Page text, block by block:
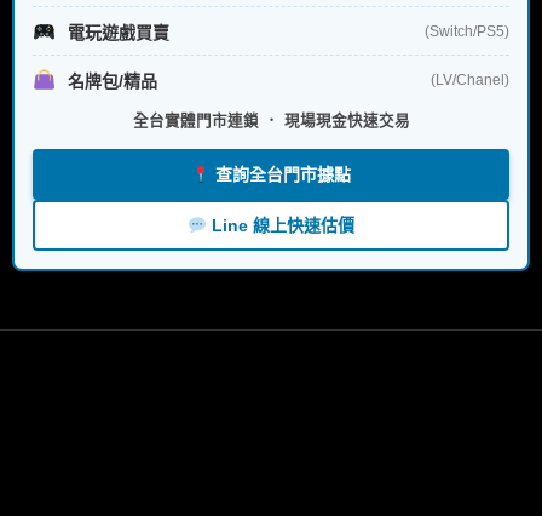
電玩遊戲買賣 (Switch/PS5)
名牌包/精品 (LV/Chanel)
全台實體門市連鎖 ． 現場現金快速交易
查詢全台門市據點
Line 線上快速估價